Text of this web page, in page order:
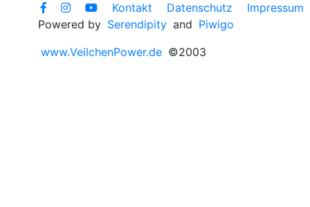
Kontakt Datenschutz
Impressum
Powered by Serendipity and Piwigo
www.VeilchenPower.de ©2003